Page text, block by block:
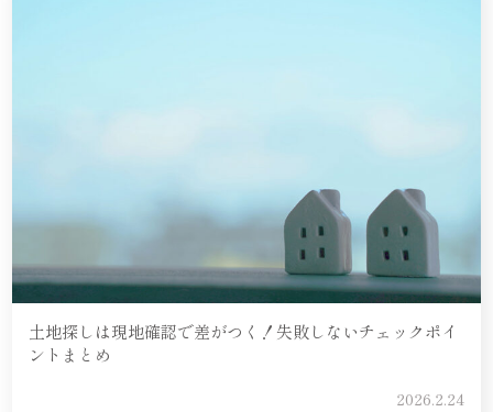
土地探しは現地確認で差がつく！失敗しないチェックポイ
ントまとめ
2026.2.24